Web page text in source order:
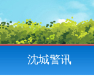
沈城警讯